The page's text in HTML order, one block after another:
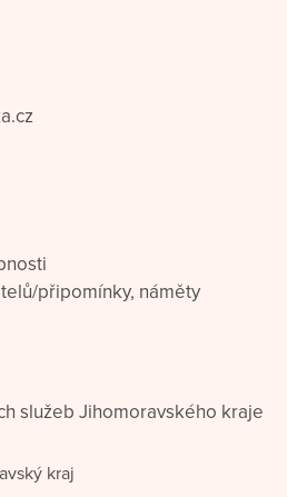
připomínky, náměty
služeb Jihomoravského kraje
kraj